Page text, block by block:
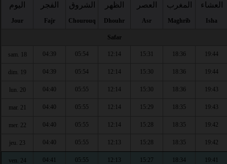
اليوم
Jour
الفجر
Fajr
الشروق
Chourouq
الظهر
Dhouhr
العصر
Asr
المغرب
Maghrib
العشاء
Isha
Safar
sam. 18 04:39 05:54 12:14 15:31 18:36 19:44
dim. 19 04:39 05:54 12:14 15:30 18:36 19:44
lun. 20 04:40 05:55 12:14 15:30 18:36 19:43
mar. 21 04:40 05:55 12:14 15:29 18:35 19:43
mer. 22 04:40 05:55 12:14 15:28 18:35 19:42
jeu. 23 04:40 05:55 12:13 15:28 18:35 19:42
ven. 24 04:41 05:55 12:13 15:27 18:34 19:41